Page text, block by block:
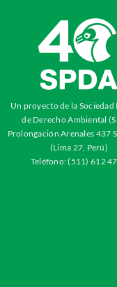
Un proyecto de la Sociedad
de Derecho Ambiental
Prolongación Arenales 437
(Lima 27, Perú)
Teléfono: (511) 612